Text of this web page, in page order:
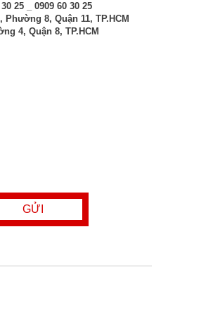
25 _ 0909 60 30 25
Phường 8, Quận 11, TP.HCM
4, Quận 8, TP.HCM